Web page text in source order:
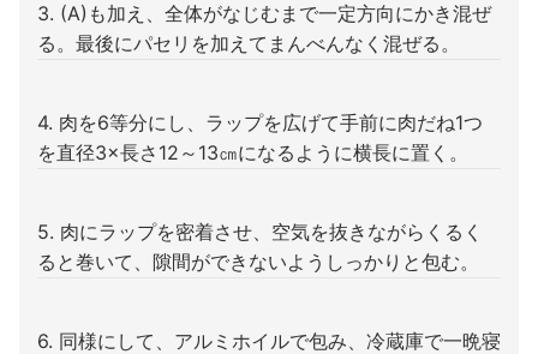
3. (A)も加え、全体がなじむまで一定方向にかき混ぜ
る。最後にパセリを加えてまんべんなく混ぜる。
4. 肉を6等分にし、ラップを広げて手前に肉だね1つ
を直径3×長さ12～13㎝になるように横長に置く。
5. 肉にラップを密着させ、空気を抜きながらくるく
ると巻いて、隙間ができないようしっかりと包む。
6. 同様にして、アルミホイルで包み、冷蔵庫で一晩寝